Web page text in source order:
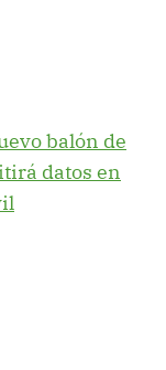
balón de
datos en